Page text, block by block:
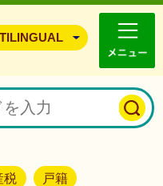
豊能町ホームページ
税 戸籍